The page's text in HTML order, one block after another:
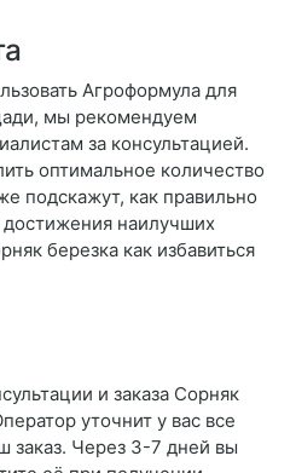
Агроформула для
мы рекомендуем
за консультацией.
оптимальное количество
подскажут, как правильно
достижения наилучших
березка как избавиться
и заказа Сорняк
уточнит у вас все
заказ. Через 3-7 дней вы